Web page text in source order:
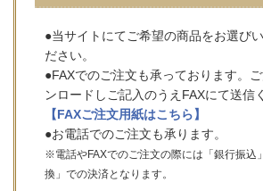
●当サイトにてご希望の商品をお選び
ださい。
●FAXでのご注文も承っております。
ンロードしご記入のうえFAXにて送
【FAXご注文用紙はこちら】
●お電話でのご注文も承ります。
※電話やFAXでのご注文の際には「銀行振込
換」での決済となります。